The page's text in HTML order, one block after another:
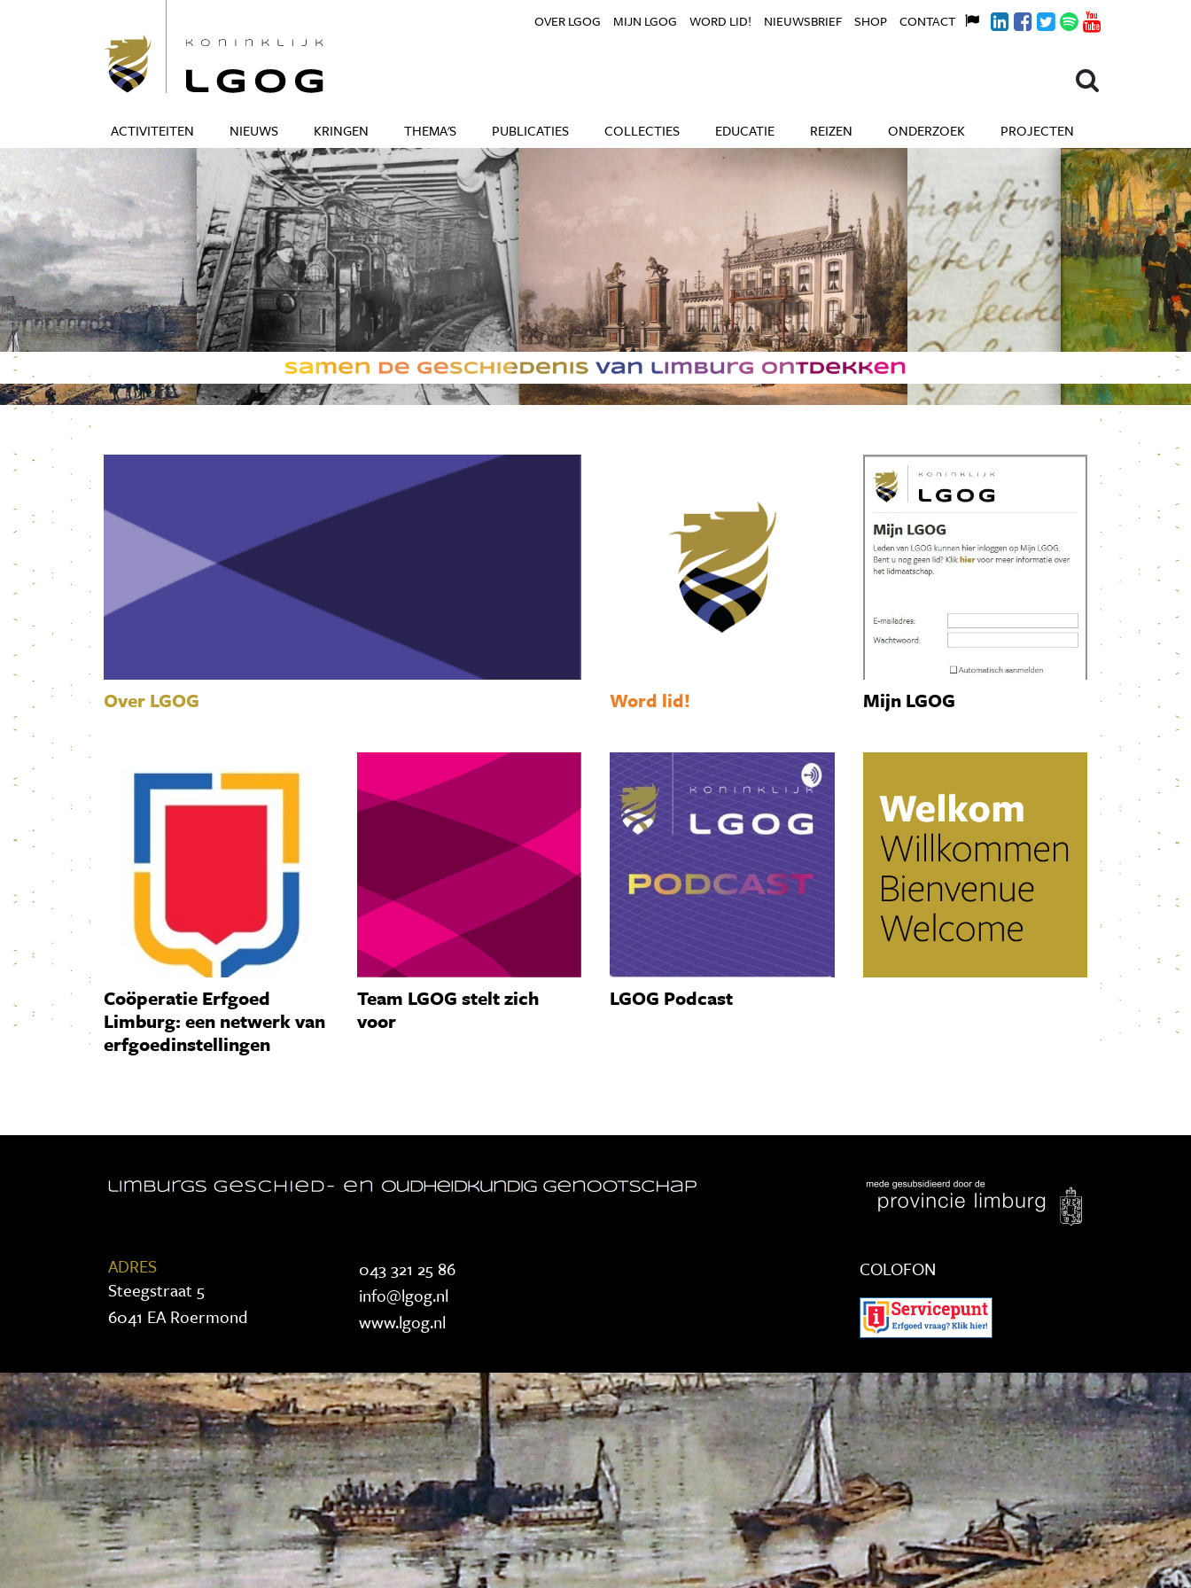
ACTIVITEITEN NIEUWS KRINGEN THEMA'S PUBLICATIES COLLECTIES EDUCATIE REIZEN ONDERZOEK PROJECTEN
OVER LGOG MIJN LGOG WORD LID! NIEUWSBRIEF SHOP CONTACT
Over LGOG Word lid! Mijn LGOG
Coöperatie Erfgoed
Limburg: een netwerk van
erfgoedinstellingen
Team LGOG stelt zich
voor
LGOG Podcast
ADRES
Steegstraat 5
6041 EA Roermond
043 321 25 86
info@lgog.nl
www.lgog.nl
COLOFON